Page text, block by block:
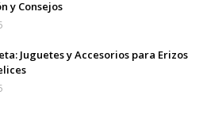
y Consejos
Juguetes y Accesorios para Erizos